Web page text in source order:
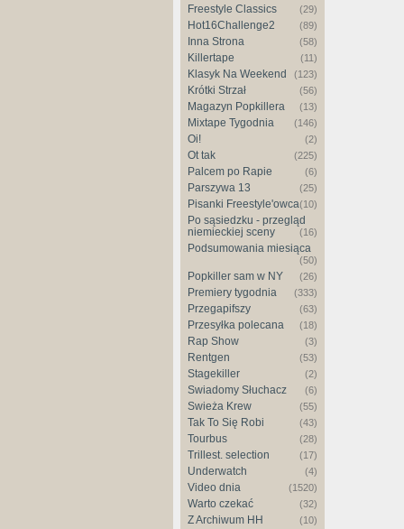
Freestyle Classics (29)
Hot16Challenge2 (89)
Inna Strona (58)
Killertape (11)
Klasyk Na Weekend (123)
Krótki Strzał (56)
Magazyn Popkillera (13)
Mixtape Tygodnia (146)
Oi! (2)
Ot tak (225)
Palcem po Rapie (6)
Parszywa 13 (25)
Pisanki Freestyle'owca(10)
Po sąsiedzku - przegląd
niemieckiej sceny
(16)
Podsumowania miesiąca
(50)
Popkiller sam w NY (26)
Premiery tygodnia (333)
Przegapifszy (63)
Przesyłka polecana (18)
Rap Show (3)
Rentgen (53)
Stagekiller (2)
Świadomy Słuchacz (6)
Świeża Krew (55)
Tak To Się Robi (43)
Tourbus (28)
Trillest. selection (17)
Underwatch (4)
Video dnia (1520)
Warto czekać (32)
Z Archiwum HH (10)